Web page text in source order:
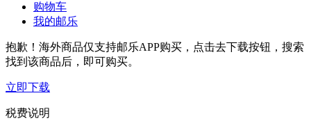
购物车
我的邮乐
抱歉！海外商品仅支持邮乐APP购买，点击去下载按钮，搜索
找到该商品后，即可购买。
立即下载
税费说明